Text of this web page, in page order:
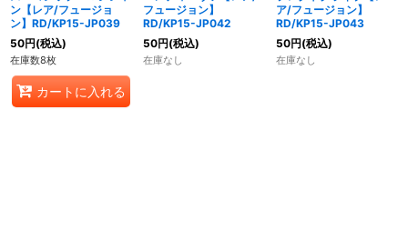
ン【レア/フュージョ
ン】RD/KP15-JP039
50円(税込)
在庫数8枚
カートに入れる
フュージョン】
RD/KP15-JP042
50円(税込)
在庫なし
ア/フュージョン】
RD/KP15-JP043
50円(税込)
在庫なし